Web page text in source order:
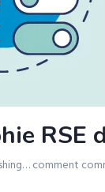
RSE
comment